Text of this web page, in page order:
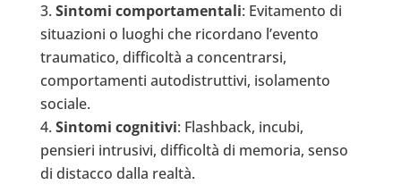
Sintomi comportamentali: Evitamento di
situazioni o luoghi che ricordano l’evento
traumatico, difficoltà a concentrarsi,
comportamenti autodistruttivi, isolamento
sociale.
Sintomi cognitivi: Flashback, incubi,
pensieri intrusivi, difficoltà di memoria, senso
di distacco dalla realtà.